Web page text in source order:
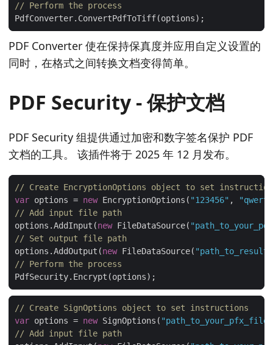
// Perform the process
PDF Converter 使在保持保真度并应用自定义设置的
同时，在格式之间转换文档变得简单。
PDF Security - 保护文档
PDF Security 组提供通过加密和数字签名保护 PDF
文档的工具。 该插件将于 2025 年 12 月发布。
// Create EncryptionOptions object to set
var options = new EncryptionOptions( "123456" ,
// Add input file path
options.AddInput(new FileDataSource(
// Set output file path
options.AddOutput(new FileDataSource(
// Perform the process
// Create SignOptions object to set instructions
var options = new SignOptions(
// Add input file path